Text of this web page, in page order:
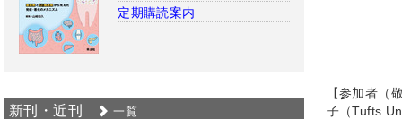
【参加者
子（Tufts
定期購読案内
新刊・近刊 一覧